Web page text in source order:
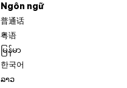
Ngôn ngữ
普通话
粤语
မြန်မာ
한국어
ລາວ